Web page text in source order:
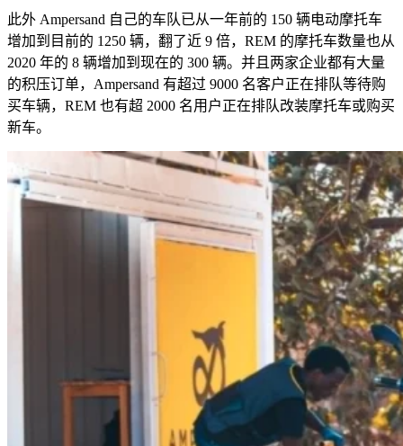
此外 Ampersand 自己的车队已从一年前的 150 辆电动摩托车
增加到目前的 1250 辆，翻了近 9 倍， REM 的摩托车数量也从
2020 年的 8 辆增加到现在的 300 辆。并且两家企业都有大量
的积压订单， Ampersand 有超过 9000 名客户正在排队等待购
买车辆， REM 也有超 2000 名用户正在排队改装摩托车或购买
新车。